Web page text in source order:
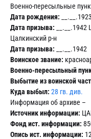
Военно-пересыльные
Дата рождения: __.__.1923
Дата призыва:
Цалкинский р-н
Дата призыва: __.__.1942
Воинское звание:
Военно-пересыльный
Выбытие из воинской
Куда выбыл: 28 гв. див.
Информация об архиве –
Источник информации:
Фонд ист. информации:
Опись ист. информации: